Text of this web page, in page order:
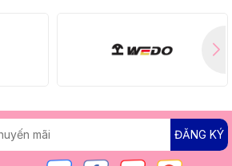
ĐĂNG KÝ